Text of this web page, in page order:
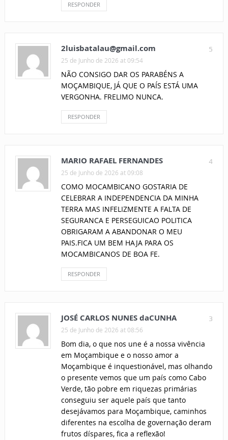
RESPONDER
5
2luisbatalau@gmail.com
25 de Junho de 2026 at 09:54
NÃO CONSIGO DAR OS PARABÉNS A
MOÇAMBIQUE, JÁ QUE O PAÍS ESTÁ UMA
VERGONHA. FRELIMO NUNCA.
RESPONDER
4
MARIO RAFAEL FERNANDES
25 de Junho de 2026 at 09:08
COMO MOCAMBICANO GOSTARIA DE
CELEBRAR A INDEPENDENCIA DA MINHA
TERRA MAS INFELIZMENTE A FALTA DE
SEGURANCA E PERSEGUICAO POLITICA
OBRIGARAM A ABANDONAR O MEU
PAIS.FICA UM BEM HAJA PARA OS
MOCAMBICANOS DE BOA FE.
RESPONDER
3
JOSÉ CARLOS NUNES daCUNHA
25 de Junho de 2026 at 08:56
Bom dia, o que nos une é a nossa vivência
em Moçambique e o nosso amor a
Moçambique é inquestionável, mas olhando
o presente vemos que um país como Cabo
Verde, tão pobre em riquezas primárias
conseguiu ser aquele país que tanto
desejávamos para Moçambique, caminhos
diferentes na escolha de governação deram
frutos díspares, fica a reflexão!